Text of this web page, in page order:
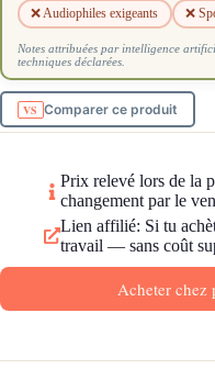
❌ Audiophiles exigeants ❌
Notes attribuées par intelligence
techniques déclarées.
Comparer ce produit
Prix relevé lors de la
changement par le
Lien affilié: Si tu
travail — sans coût
Acheter chez